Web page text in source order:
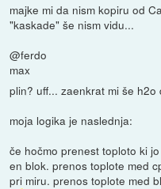
majke mi da nism kopiru od
"kaskade" še nism vidu...
@ferdo
max
plin? uff... zaenkrat mi še h2o
moja logika je naslednja:
če hočmo prenest toploto ki
en blok. prenos toplote med
pri miru. prenos toplote med